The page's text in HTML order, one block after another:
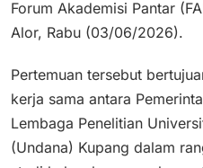
Forum Akademisi Pantar
Alor, Rabu (03/06/2026).
Pertemuan tersebut
kerja sama antara
Lembaga Penelitian
(Undana) Kupang dalam